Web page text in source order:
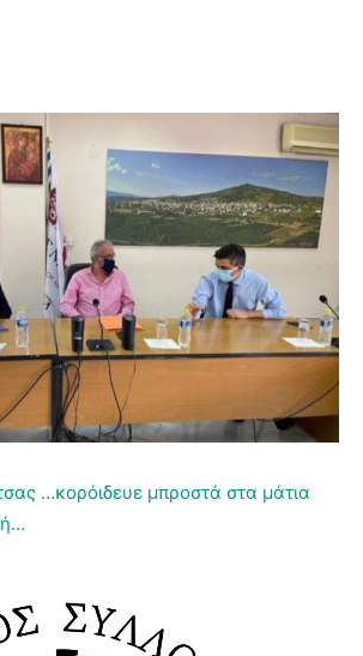
…κορόιδευε μπροστά στα μάτια